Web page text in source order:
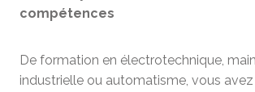
compétences
De formation en électrotechnique,
industrielle ou automatisme, vous